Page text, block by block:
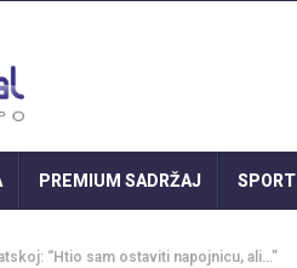
PREMIUM SADRŽAJ SPORT
“Htio sam ostaviti napojnicu, ali…”